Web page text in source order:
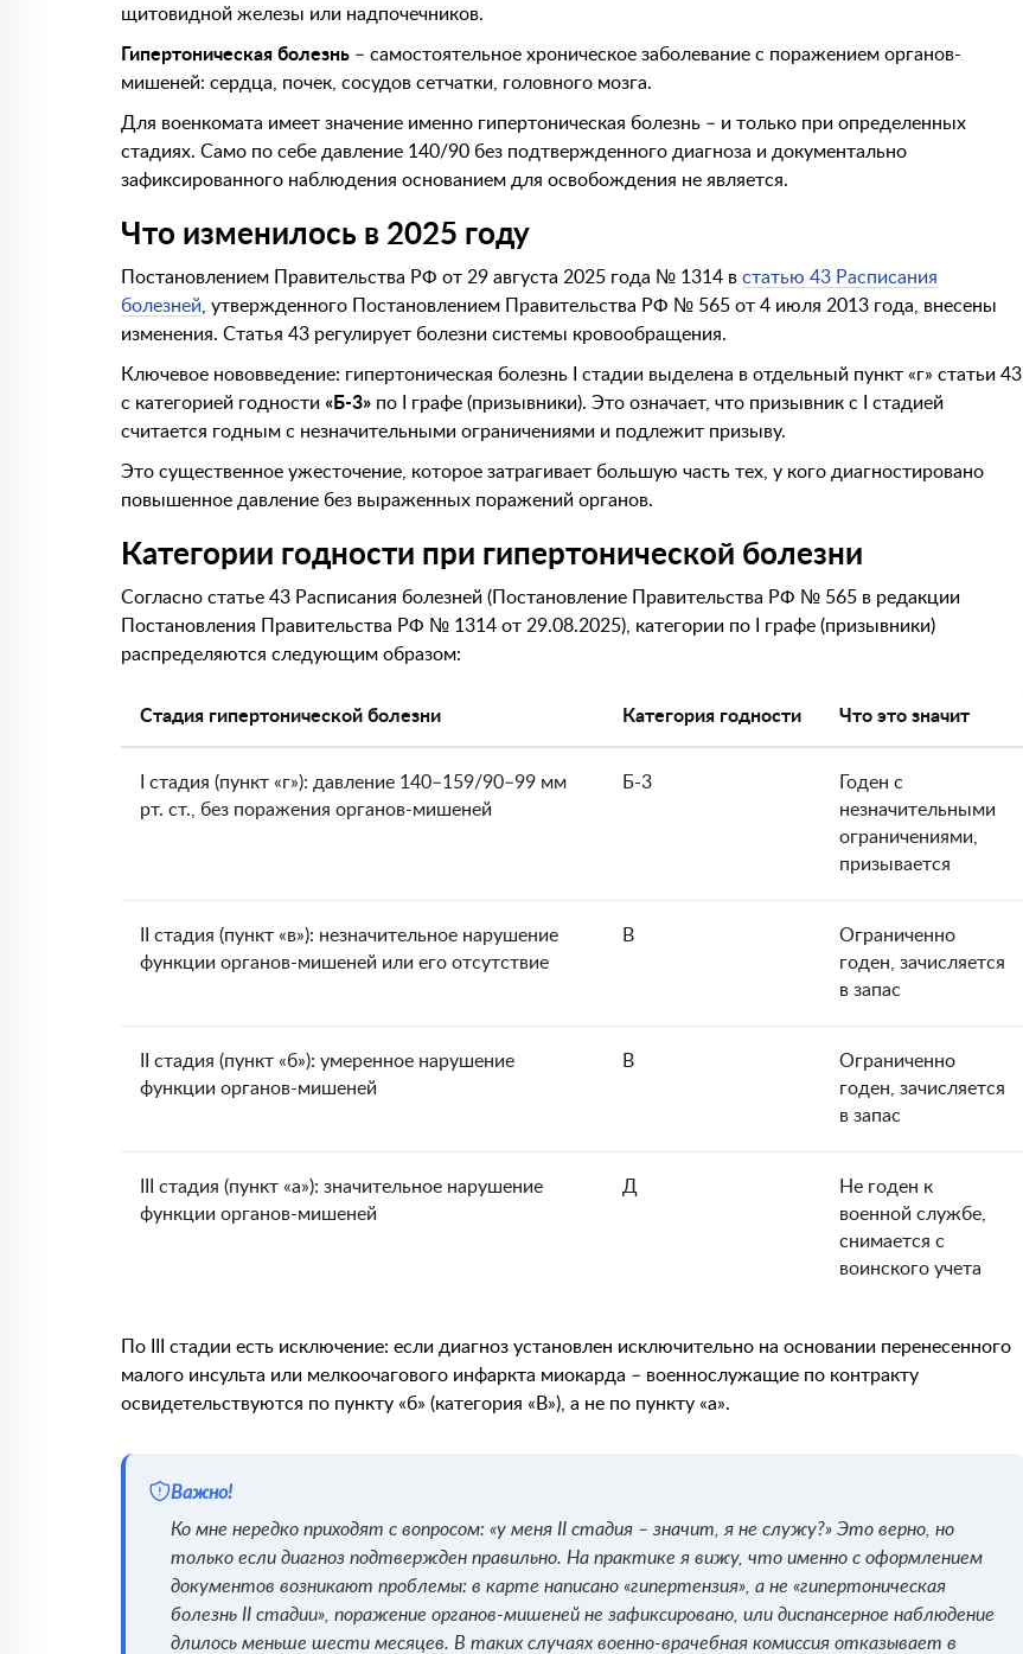
щитовидной железы или надпочечников.
Гипертоническая болезнь – самостоятельное хроническое заболевание с поражением органов-
мишеней: сердца, почек, сосудов сетчатки, головного мозга.
Для военкомата имеет значение именно гипертоническая болезнь – и только при определенных
стадиях. Само по себе давление 140/90 без подтвержденного диагноза и документально
зафиксированного наблюдения основанием для освобождения не является.
Что изменилось в 2025 году
Постановлением Правительства РФ от 29 августа 2025 года № 1314 в статью 43 Расписания
болезней , утвержденного Постановлением Правительства РФ № 565 от 4 июля 2013 года, внесены
изменения. Статья 43 регулирует болезни системы кровообращения.
Ключевое нововведение: гипертоническая болезнь I стадии выделена в отдельный пункт «г» статьи 43
с категорией годности «Б-3» по I графе (призывники). Это означает, что призывник с I стадией
считается годным с незначительными ограничениями и подлежит призыву.
Это существенное ужесточение, которое затрагивает большую часть тех, у кого диагностировано
повышенное давление без выраженных поражений органов.
Категории годности при гипертонической болезни
Согласно статье 43 Расписания болезней (Постановление Правительства РФ № 565 в редакции
Постановления Правительства РФ № 1314 от 29.08.2025), категории по I графе (призывники)
распределяются следующим образом:
Стадия гипертонической болезни Категория годности Что это значит
I стадия (пункт «г»): давление 140–159/90–99 мм
рт. ст., без поражения органов-мишеней
Б-3
Годен с
незначительными
ограничениями,
призывается
II стадия (пункт «в»): незначительное нарушение
функции органов-мишеней или его отсутствие
В
Ограниченно
годен, зачисляется
в запас
II стадия (пункт «б»): умеренное нарушение
функции органов-мишеней
В
Ограниченно
годен, зачисляется
в запас
III стадия (пункт «а»): значительное нарушение
функции органов-мишеней
Д
Не годен к
военной службе,
снимается с
воинского учета
По III стадии есть исключение: если диагноз установлен исключительно на основании перенесенного
малого инсульта или мелкоочагового инфаркта миокарда – военнослужащие по контракту
освидетельствуются по пункту «б» (категория «В»), а не по пункту «а».
Важно!
Ко мне нередко приходят с вопросом: «у меня II стадия – значит, я не служу?» Это верно, но
только если диагноз подтвержден правильно. На практике я вижу, что именно с оформлением
документов возникают проблемы: в карте написано «гипертензия», а не «гипертоническая
болезнь II стадии», поражение органов-мишеней не зафиксировано, или диспансерное наблюдение
длилось меньше шести месяцев. В таких случаях военно-врачебная комиссия отказывает в